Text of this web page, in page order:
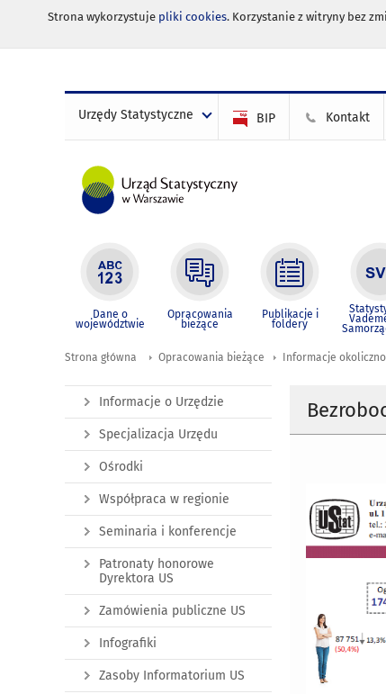
Strona wykorzystuje pliki cookies. Korzystanie z witryny bez
Urzędy Statystyczne BIP Kontakt
Dane o
województwie
Opracowania
bieżące
Publikacje i
foldery
Strona główna Opracowania bieżące Informacje
Informacje o Urzędzie
Specjalizacja Urzędu
Ośrodki
Współpraca w regionie
Seminaria i konferencje
Patronaty honorowe
Dyrektora US
Zamówienia publiczne US
Infografiki
Zasoby Informatorium US